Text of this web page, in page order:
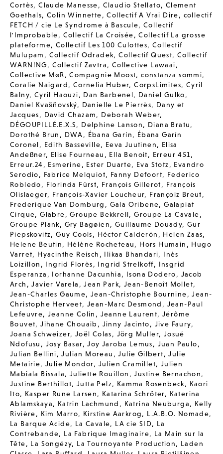
Cortès,Claude Manesse, Claudio Stellato, Clement
Goethals,Colin Winnette,Collectif A Vrai Dire, collectif
FETCH / cie Le Syndrome à Bascule,Collectif
l'Improbable, Collectif La Croisée,Collectif La grosse
plateforme, Collectif Les 100 Culottes,Collectif
Mulupam , Collectif Odradek,Collectif Quest,Collectif
WARN!NG, Collectif Zavtra, Collective Lawaai,
Collective MøR,Compagnie Moost,constanza sommi,
Coralie Naigard, Cornelia Huber,CorpsLimites, Cyril
Balny, Cyril Haouzi, Dan Barbenel, Daniel Gulko,
Daniel Kvašňovský, Danielle Le Pierrès, Dany et
Jacques, David Chazam, Deborah Weber,
DÉGOUPILLÉ.E.X.S, Delphine Lanson, Diana Bratu,
Dorothé Brun , DWA, Ébana Garín, Ébana Garín
Coronel, Edith Basseville, Eeva Juutinen, Elisa
Andeßner, Elise Fourneau , Ella Benoit, Erreur 451,
Erreur.24, Esmerine, Ester Duarte, Eva Stotz , Evandro
Serodio, Fabrice Melquiot, Fanny Defoort, Federico
Robledo, Florinda Fürst, François Gillerot, François
Olislaeger, François-Xavier Loucheur, Françoiz Breut,
Frederique Van Domburg , Gala Oribene,Galapiat
Cirque,Glabre,Groupe Bekkrell,Groupe La Cavale,
Groupe Plank, Gry Bagøien, Guillaume Douady,Gur
Piepskovitz,Guy Cools, Héctor Calderón , Helen Zaas,
Helene Beutin, Hélène Rocheteau, Hors Humain , Hugo
Varret, Hyacinthe Reisch , Ilikaa Bhandari, Inès
Loizillon , Ingrid Florès, Ingrid Strelkoff, Insgrid
Esperanza , Iorhanne Dacunhia, Isona Dodero, Jacob
Arch ,Javier Varela ,Jean Park, Jean-Benoît Mollet,
Jean-Charles Gaume,Jean-Christophe Bournine,Jean-
Christophe Herveet,Jean-Marc Desmond , Jean-Paul
Lefeuvre,Jeanne Colin , Jeanne Laurent,Jérôme
Bouvet,Jihane Chouaib , Jinny Jacinto, Jive Faury,
Joana Schweizer, Joël Colas, Jörg Muller, Josué
Ndofusu , Josy Basar,Joy Jaroba Lemus, Juan Paulo,
Julian Bellini,Julian Moreau ,Julie Gilbert,Julie
Metairie,Julie Mondor, Julien Cramillet, Julien
Mabiala Bissala, Juliette Rouillon ,Justine Bernachon,
Justine Berthillot,Jutta Pelz, Kamma Rosenbeck, Kaori
Ito, Kasper Rune Larsen, Katarina Schröter, Katerina
Ablamskaya, Katrin Lachmund , Katrina Neuburga, Kelly
Rivière, Kim Marro, Kirstine Aarkrog, L.A.B.O. Nomade,
La Barque Acide, La Cavale, LA cie SID, La
Contrebande, La Fabrique Imaginaire, La Main sur la
Tête, La Songézy, La Tournoyante Production, Laden